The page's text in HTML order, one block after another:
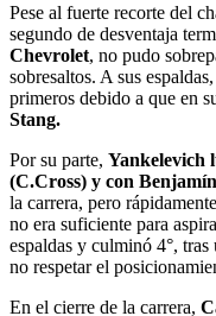
Pese al fuerte recorte del
segundo de desventaja
Chevrolet, no pudo
sobresaltos. A sus
primeros debido a que en
Stang.
Por su parte, Yankelevich
(C.Cross) y con
la carrera, pero
no era suficiente para
espaldas y culminó 4°,
no respetar el
En el cierre de la carrera,